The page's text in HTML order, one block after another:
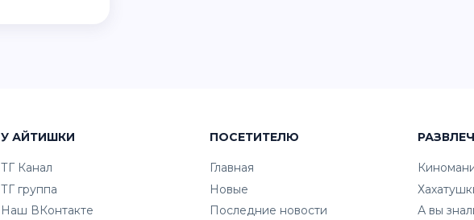
У АЙТИШКИ
ТГ Канал
ТГ группа
Наш ВКонтакте
ПОСЕТИТЕЛЮ
Главная
Новые
Последние новости
А вы